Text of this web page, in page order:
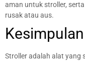
aman untuk stroller,
rusak atau aus.
Kesimpulan
Stroller adalah alat yang